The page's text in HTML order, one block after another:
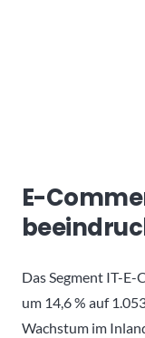
E-
Das Segment IT-E-
um 14,6 % auf
Wachstum im